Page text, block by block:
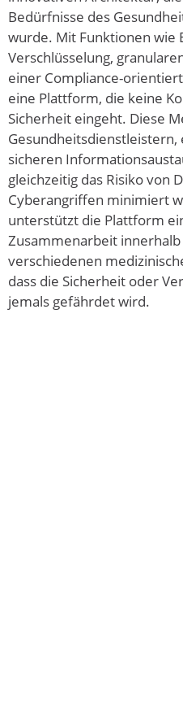
Bedürfnisse des
wurde. Mit Funktionen wie
Verschlüsselung,
einer Compliance-
eine Plattform, die keine
Sicherheit eingeht. Diese
Gesundheitsdienstleistern,
sicheren
gleichzeitig das Risiko von
Cyberangriffen minimiert
unterstützt die Plattform
Zusammenarbeit
verschiedenen
dass die Sicherheit oder
jemals gefährdet wird.